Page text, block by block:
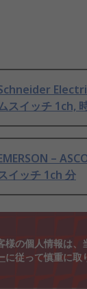
スイッチ 1ch,
–
イッチ 1ch 分
様の個人情報は、
に従って慎重に取